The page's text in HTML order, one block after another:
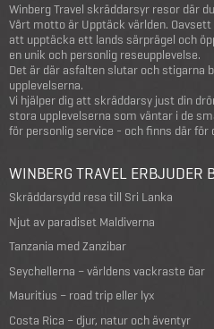
Winberg Travel skräddarsyr resor där
Vårt motto är Upptäck världen.
att upptäcka ett lands särprägel och
en unik och personlig reseupplevelse.
Det är där asfalten slutar och stigarna
upplevelserna.
Vi hjälper dig att skräddarsy just din
stora upplevelserna som väntar i de
för personlig service - och finns där för
WINBERG TRAVEL ERBJUDER
Skräddarsydd resa till Sri Lanka
Njut av paradiset Maldiverna
Tanzania med Zanzibar
Seychellerna – världens vackraste öar
Mauritius – road trip eller lyx
Costa Rica – djur, natur och äventyr